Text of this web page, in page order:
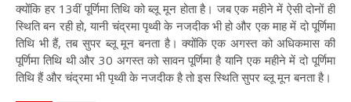
क्योंकि हर 13वीं पूर्णिमा तिथि को ब्लू मून होता है। जब एक महीने में ऐसी दोनों ही
स्थिति बन रही हो, यानी चंद्रमा पृथ्वी के नजदीक भी हो और एक माह में दो पूर्णिमा
तिथि भी हैं, तब सुपर ब्लू मून बनता है। क्योंकि एक अगस्त को अधिकमास की
पूर्णिमा तिथि थी और 30 अगस्त को सावन पूर्णिमा है यानि एक महीने में दो पूर्णिमा
तिथि हैं और चंद्रमा भी पृथ्वी के नजदीक है तो इस स्थिति सुपर ब्लू मून बनता है।